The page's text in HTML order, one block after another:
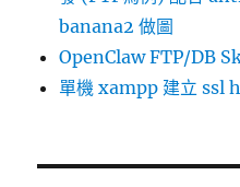
banana2 做圖
OpenClaw FTP/DB
單機 xampp 建立 ssl